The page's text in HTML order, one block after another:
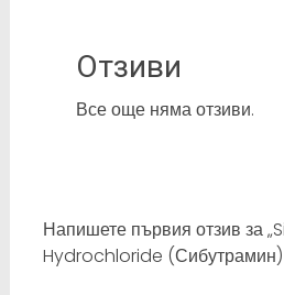
Отзиви
Все още няма отзиви.
Напишете първия отзив за
Hydrochloride (Сибутрамин)